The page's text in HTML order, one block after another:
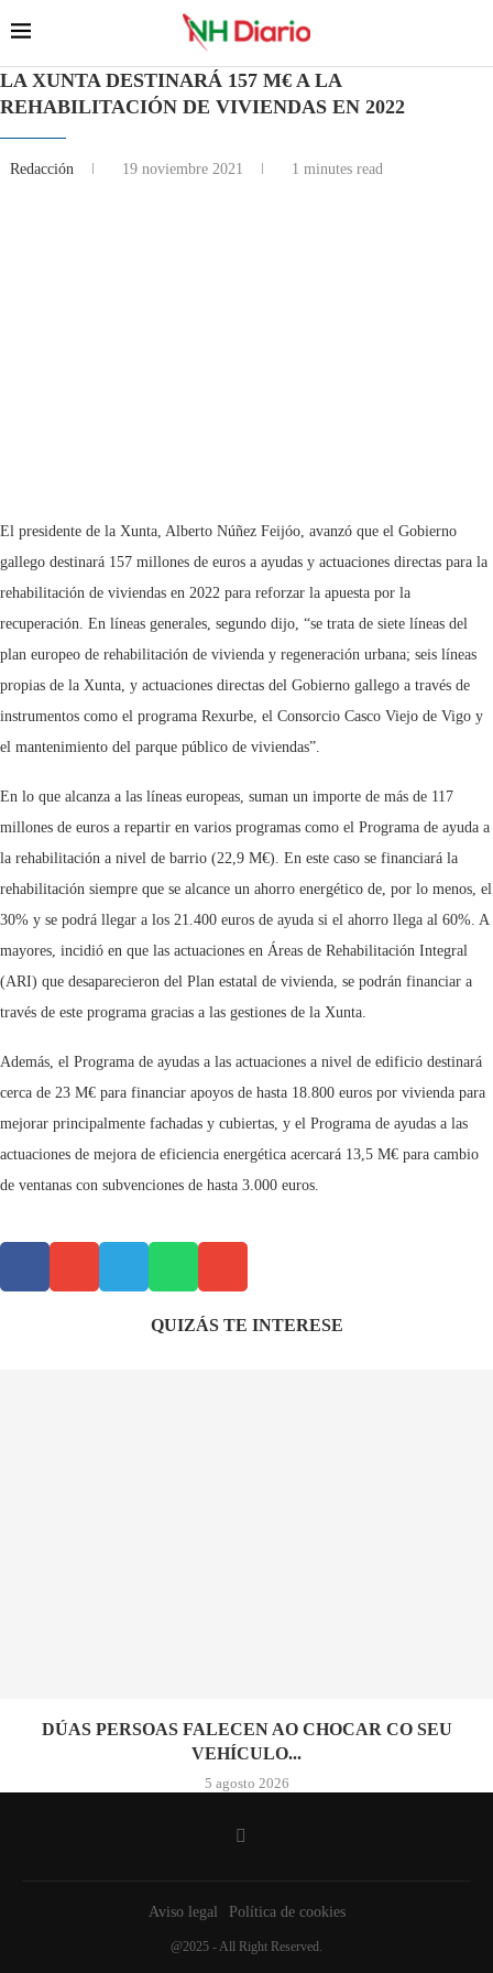
LA XUNTA DESTINARÁ 157 M€ A LA
REHABILITACIÓN DE VIVIENDAS EN 2022
Redacción 19 noviembre 2021 1 minutes read
El presidente de la Xunta, Alberto Núñez Feijóo, avanzó que el Gobierno
gallego destinará 157 millones de euros a ayudas y actuaciones directas para la
rehabilitación de viviendas en 2022 para reforzar la apuesta por la
recuperación. En líneas generales, segundo dijo, “se trata de siete líneas del
plan europeo de rehabilitación de vivienda y regeneración urbana; seis líneas
propias de la Xunta, y actuaciones directas del Gobierno gallego a través de
instrumentos como el programa Rexurbe, el Consorcio Casco Viejo de Vigo y
el mantenimiento del parque público de viviendas”.
En lo que alcanza a las líneas europeas, suman un importe de más de 117
millones de euros a repartir en varios programas como el Programa de ayuda a
la rehabilitación a nivel de barrio (22,9 M€). En este caso se financiará la
rehabilitación siempre que se alcance un ahorro energético de, por lo menos, el
30% y se podrá llegar a los 21.400 euros de ayuda si el ahorro llega al 60%. A
mayores, incidió en que las actuaciones en Áreas de Rehabilitación Integral
(ARI) que desaparecieron del Plan estatal de vivienda, se podrán financiar a
través de este programa gracias a las gestiones de la Xunta.
Además, el Programa de ayudas a las actuaciones a nivel de edificio destinará
cerca de 23 M€ para financiar apoyos de hasta 18.800 euros por vivienda para
mejorar principalmente fachadas y cubiertas, y el Programa de ayudas a las
actuaciones de mejora de eficiencia energética acercará 13,5 M€ para cambio
de ventanas con subvenciones de hasta 3.000 euros.
QUIZÁS TE INTERESE
DÚAS PERSOAS FALECEN AO CHOCAR CO SEU
VEHÍCULO...
5 agosto 2026
Aviso legal Política de cookies
@2025 - All Right Reserved.